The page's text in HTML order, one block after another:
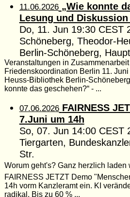
11.06.2026 „Wie konnte
Lesung und
Do, 11. Jun 19:30
Schöneberg, Theodor-
Berlin-Schöneberg,
Veranstaltungen in
Friedenskoordination Berlin 11.
Heuss-Bibliothek Berlin-
konnte das geschehen?“ - ...
07.06.2026 FAIRNESS
7.Juni um 14h
So, 07. Jun 14:00
Tiergarten,
Str.
Worum geht's? Ganz herzlich
FAIRNESS JETZT Demo
14h vorm Kanzleramt ein. KI
radikal. Bis zu 60 % ...